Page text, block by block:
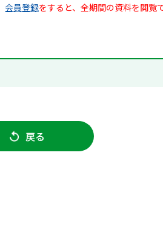
会員登録をすると、全期間の資料を閲覧
戻る